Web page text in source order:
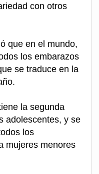
con otros
que en el mundo,
los embarazos
se traduce en la
la segunda
adolescentes, y se
los
mujeres menores